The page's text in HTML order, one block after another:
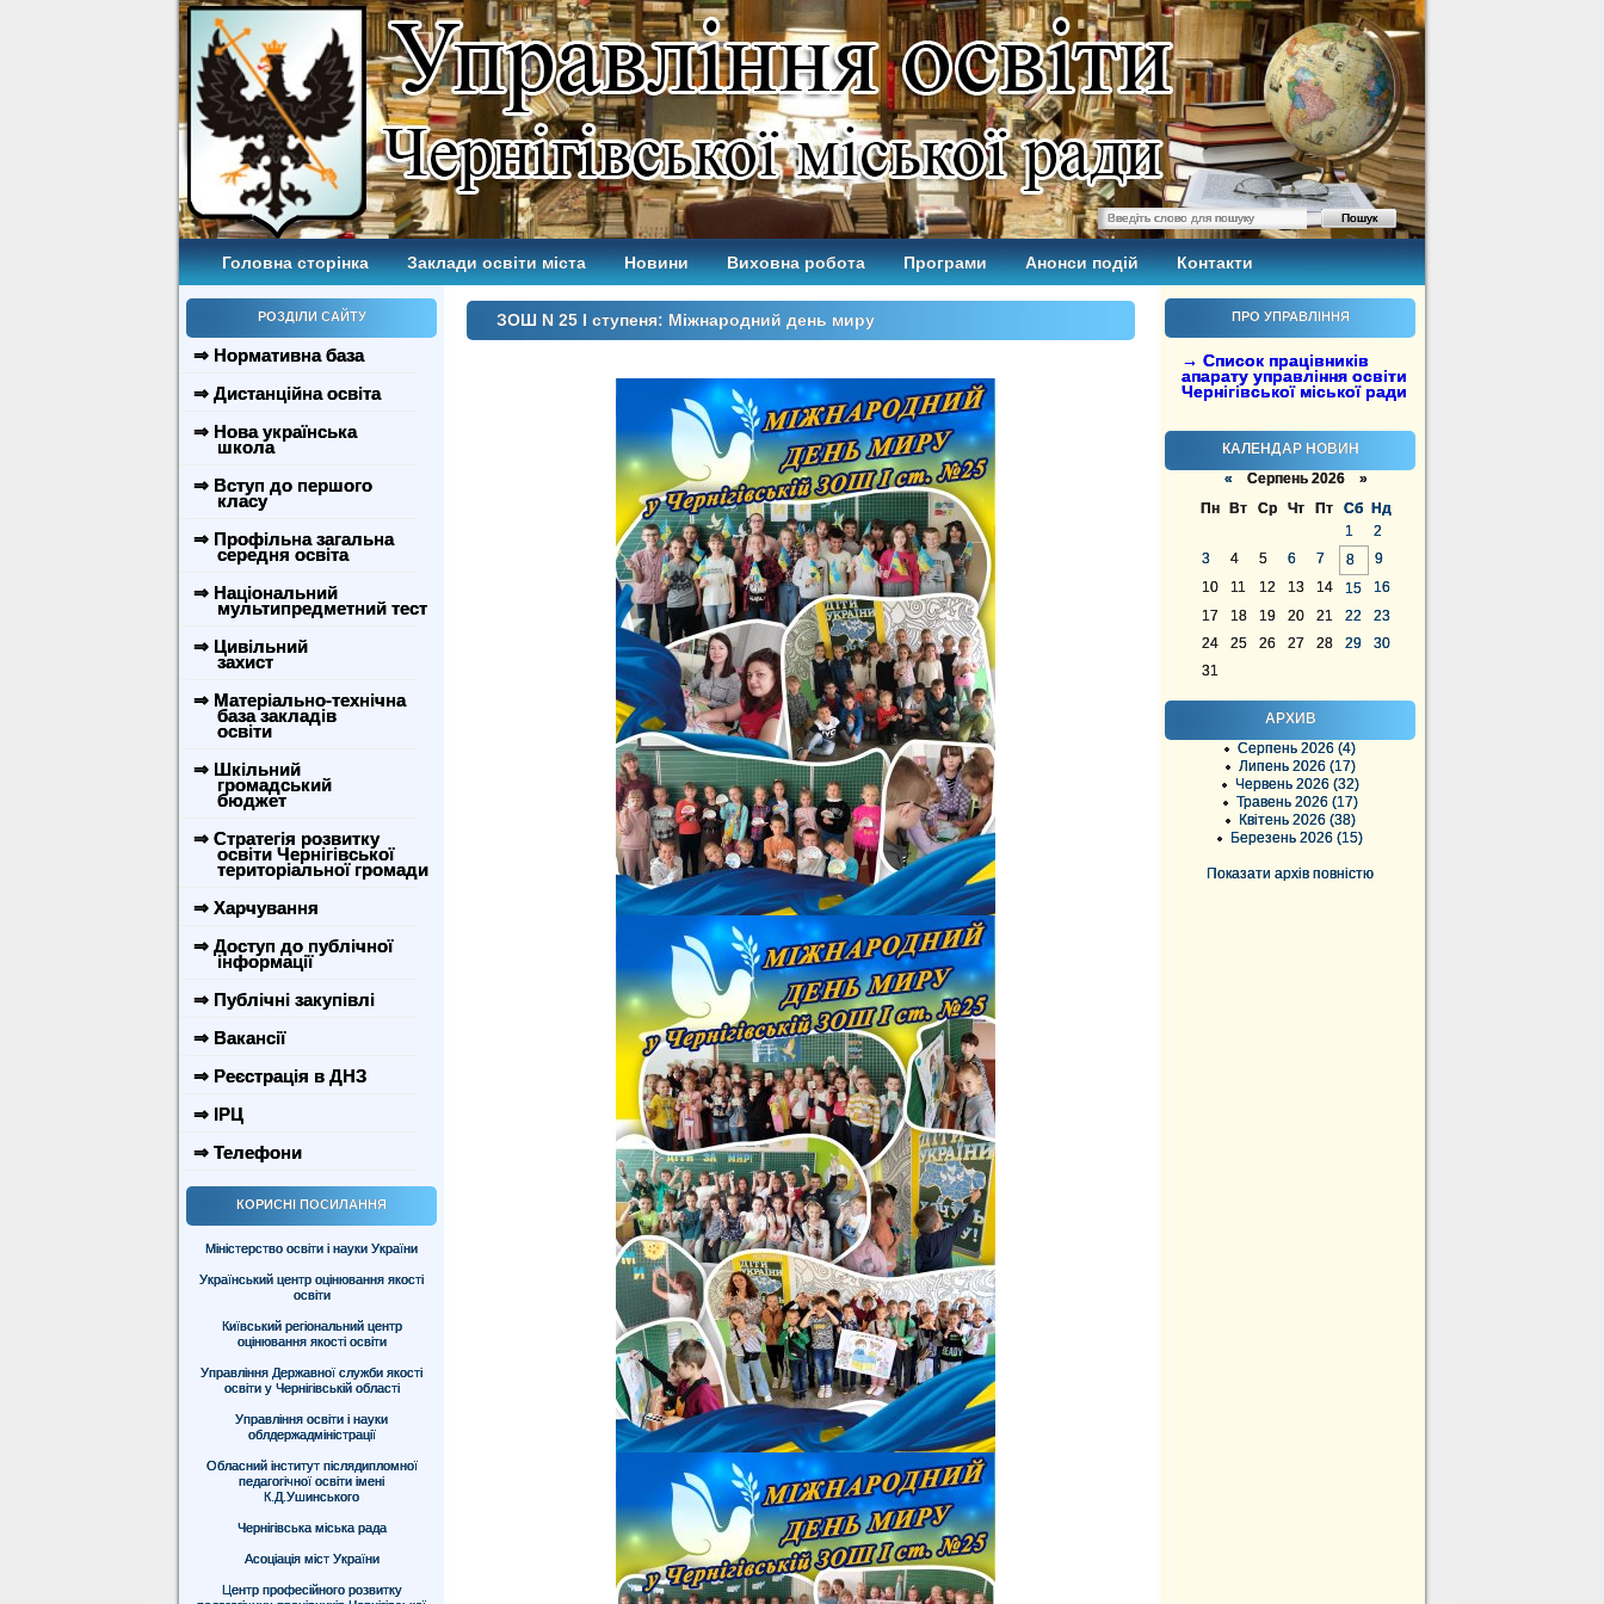
Головна сторінка Заклади освіти міста Новини Виховна робота Програми Анонси подій Контакти
РОЗДІЛИ САЙТУ
⇒ Нормативна база
⇒ Дистанційна освіта
⇒ Нова українська
школа
⇒ Вступ до першого
класу
⇒ Профільна загальна
середня освіта
⇒ Національний
мультипредметний тест
⇒ Цивільний
захист
⇒ Матеріально-технічна
база закладів
освіти
⇒ Шкільний
громадський
бюджет
⇒ Стратегія розвитку
освіти Чернігівської
територіальної громади
⇒ Харчування
⇒ Доступ до публічної
інформації
⇒ Публічні закупівлі
⇒ Вакансії
⇒ Реєстрація в ДНЗ
⇒ ІРЦ
⇒ Телефони
КОРИСНІ ПОСИЛАННЯ
Міністерство освіти і науки України
Український центр оцінювання якості
освіти
Київський регіональний центр
оцінювання якості освіти
Управління Державної служби якості
освіти у Чернігівській області
Управління освіти і науки
облдержадміністрації
Обласний інститут післядипломної
педагогічної освіти імені
К.Д.Ушинського
Чернігівська міська рада
Асоціація міст України
Центр професійного розвитку
ПРО УПРАВЛІННЯ
→ Список працівників
апарату управління освіти
Чернігівської міської ради
КАЛЕНДАР НОВИН
« Серпень 2026 »
Пн
Вт Ср Чт Пт Сб
Нд
1
2
3
4 5 6 7 8
9
10
11 12 13 14 15
16
17
18 19 20 21 22
23
24
25 26 27 28 29
30
31
АРХИВ
Серпень 2026 (4)
Липень 2026 (17)
Червень 2026 (32)
Травень 2026 (17)
Квітень 2026 (38)
Березень 2026 (15)
Показати архів повністю
ЗОШ N 25 І ступеня: Міжнародний день миру